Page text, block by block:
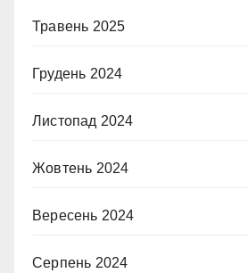
Травень 2025
Грудень 2024
Листопад 2024
Жовтень 2024
Вересень 2024
Серпень 2024